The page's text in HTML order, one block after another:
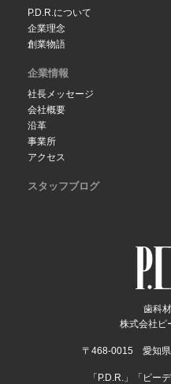
歯科
株式会社ピ
〒468-0015 愛知県
「P.D.R.」「ピー
P.D.R.について
企業理念
創業物語
企業情報
社長メッセージ
会社概要
沿革
事業所
アクセス
スタッフブログ